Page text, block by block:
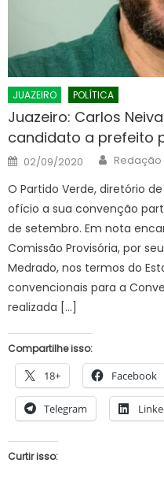
JUAZEIRO POLÍTICA
Juazeiro: Carlos
candidato a prefeito
Posted
on
02/09/2020 Author
O Partido Verde, diretório
ofício a sua convenção
de setembro. Em nota
Comissão Provisória, por
Medrado, nos termos do
convencionais para a
realizada […]
Compartilhe isso:
18+ Facebook
Telegram
Curtir isso: